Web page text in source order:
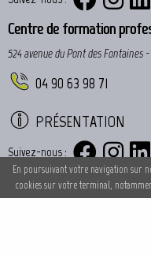
En poursuivant votre navigation sur
cookies sur votre terminal,
Centre de formation
524 avenue du Pont des Fontaines
04 90 63 98 71
PRÉSENTATION
Suivez-nous :